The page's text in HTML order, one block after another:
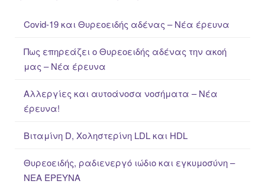
Covid-19 και Θυρεοειδής αδένας – Νέα έρευνα
Πως επηρεάζει ο Θυρεοειδής αδένας την ακοή
μας – Νέα έρευνα
Αλλεργίες και αυτοάνοσα νοσήματα – Νέα
έρευνα!
Βιταμίνη D, Χοληστερίνη LDL και HDL
Θυρεοειδής, ραδιενεργό ιώδιο και εγκυμοσύνη –
ΝΕΑ ΈΡΕΥΝΑ